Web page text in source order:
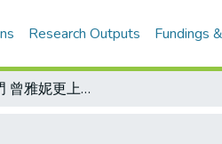
Research Outputs Fundings
戰勝心魔罩門 曾雅妮更上一層 LPGA納比斯科高球賽獲得冠軍 從低潮中走出 尋求突破方法 努力練習推桿 還看心理醫師 拋開恐懼得失 球后指日可待/場上霸氣女將 私下感性小女人